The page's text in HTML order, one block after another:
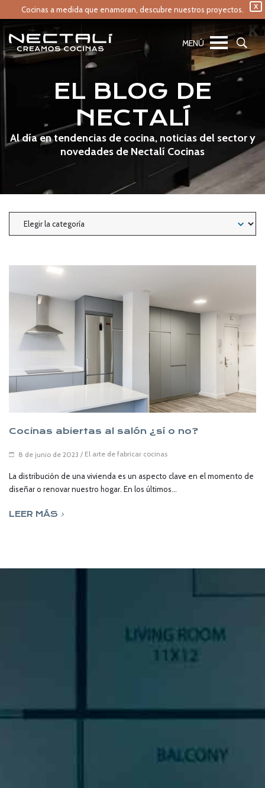
X
Cocinas a medida que enamoran, descubre nuestros proyectos.
EL BLOG DE
NECTALÍ
Al día en tendencias de cocina, noticias del sector y
novedades de Nectalí Cocinas
Cocinas abiertas al salón ¿sí o no?
8 de junio de 2023 / El arte de fabricar cocinas
La distribución de una vivienda es un aspecto clave en el momento de
diseñar o renovar nuestro hogar. En los últimos...
LEER MÁS
NEWSLETTER